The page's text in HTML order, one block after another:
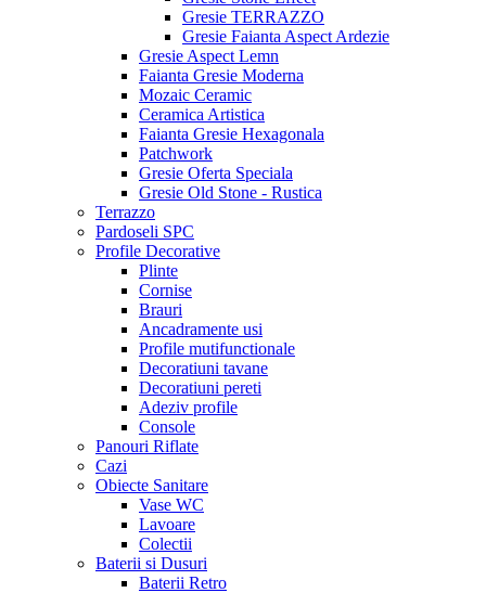
Gresie TERRAZZO
Gresie Faianta Aspect Ardezie
Gresie Aspect Lemn
Faianta Gresie Moderna
Mozaic Ceramic
Ceramica Artistica
Faianta Gresie Hexagonala
Patchwork
Gresie Oferta Speciala
Gresie Old Stone - Rustica
Terrazzo
Pardoseli SPC
Profile Decorative
Plinte
Cornise
Brauri
Ancadramente usi
Profile mutifunctionale
Decoratiuni tavane
Decoratiuni pereti
Adeziv profile
Console
Panouri Riflate
Cazi
Obiecte Sanitare
Vase WC
Lavoare
Colectii
Baterii si Dusuri
Baterii Retro